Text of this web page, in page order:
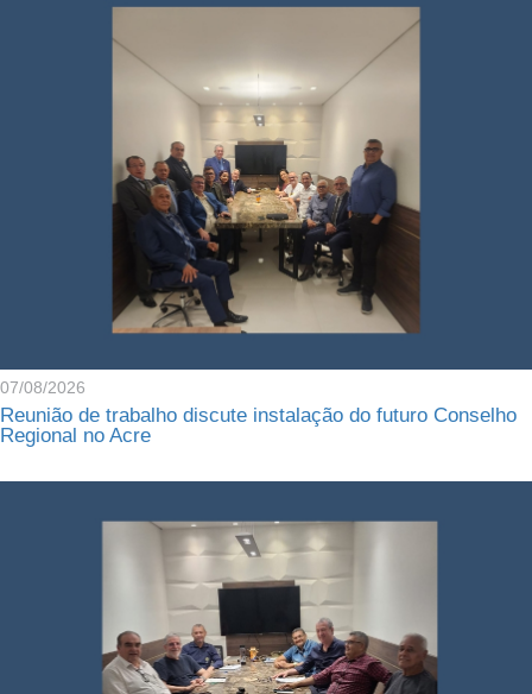
07/08/2026
Reunião de trabalho discute instalação do futuro Conselho
Regional no Acre